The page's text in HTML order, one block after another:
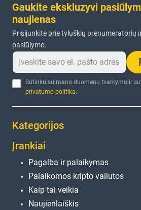
Gaukite ekskluzyvi
naujienas
Prisijunkite prie tyluškių prenumeratorių
pasiūlymo.
Sutinku su mano duomenų tvarkymu ir
privatumo politika.
Kategorijos
Įrankiai
Pagalba ir palaikymas
Palaikomos kripto valiutos
Kaip tai veikia
Naujienlaiškis